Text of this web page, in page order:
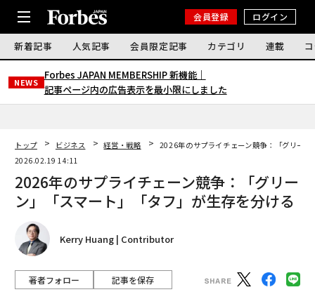
会員登録 ログイン
新着記事 人気記事 会員限定記事 カテゴリ 連載
NEWS
Forbes JAPAN MEMBERSHIP 新機能｜
記事ページ内の広告表示を最小限にしました
トップ ビジネス 経営・戦略
2026年のサプライチェーン競争：「グリー
2026.02.19 14:11
2026年のサプライチェーン競争：「グリー
ン」「スマート」「タフ」が生存を分ける
Kerry Huang | Contributor
著者フォロー 記事を保存